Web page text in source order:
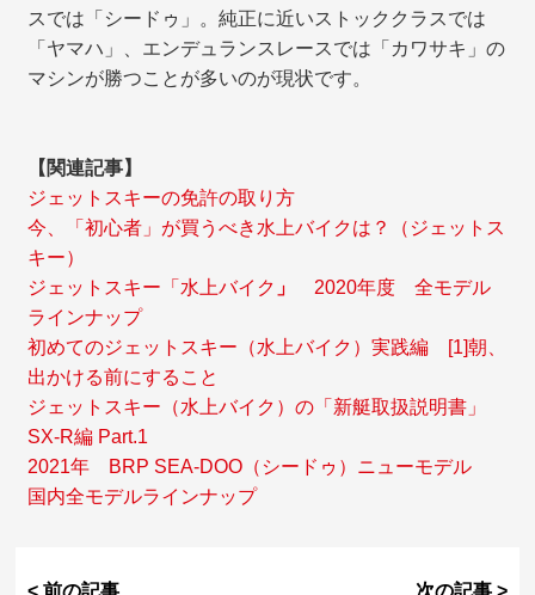
スでは「シードゥ」。純正に近いストッククラスでは
「ヤマハ」、エンデュランスレースでは「カワサキ」の
マシンが勝つことが多いのが現状です。
【関連記事】
ジェットスキーの免許の取り方
今、「初心者」が買うべき水上バイクは？（ジェットス
キー）
ジェットスキー「水上バイク 」 2020年度全モデル
ラインナップ
初めてのジェットスキー（水上バイク）実践編 [1]朝、
出かける前にすること
ジェットスキー（水上バイク）の「新艇取扱説明書」
SX-R編 Part.1
2021年 BRP SEA-DOO（シードゥ）ニューモデル
国内全モデルラインナップ
< 前の記事 次の記事 >